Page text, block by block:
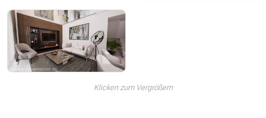
Klicken zum Vergrößern